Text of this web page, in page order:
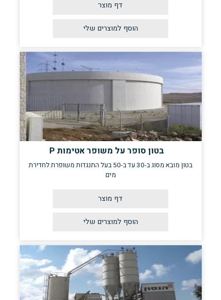
דף מוצר
בטון סופר על משופר אטימות P
בטון מובא מסוג ב-30 עד ב-50 בעל התנגדות משופרת לחדירת
מים
דף מוצר